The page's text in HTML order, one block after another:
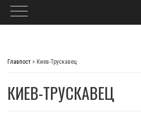
Главпост > Киев-Трускавец
КИЕВ-ТРУСКАВЕЦ